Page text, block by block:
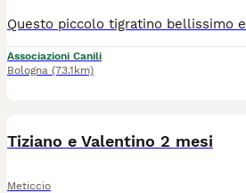
Associazioni Canili
Bologna (73.1km)
Tiziano e Valentino 2 mesi
Meticcio